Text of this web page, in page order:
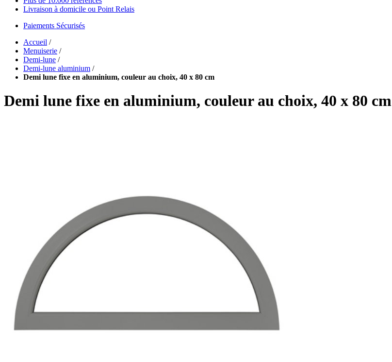
Livraison à domicile ou Point Relais
Paiements Sécurisés
Accueil /
Menuiserie /
Demi-lune /
Demi-lune aluminium /
Demi lune fixe en aluminium, couleur au choix, 40 x 80 cm
Demi lune fixe en aluminium, couleur au choix, 40 x 80 cm